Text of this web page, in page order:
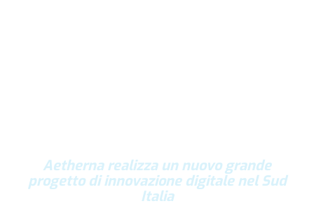
Aetherna realizza un nuovo grande
progetto di innovazione digitale nel Sud
Italia